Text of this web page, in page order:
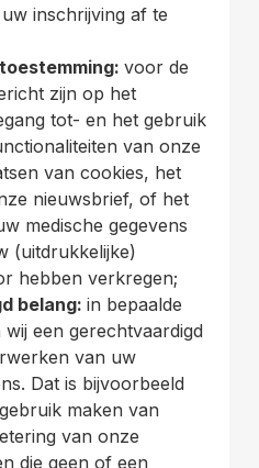
inschrijving af te
voor de
zijn op het
tot- en het gebruik
van onze
van cookies, het
nieuwsbrief, of het
medische gegevens
(uitdrukkelijke)
hebben verkregen;
belang: in bepaalde
een gerechtvaardigd
van uw
Dat is bijvoorbeeld
maken van
van onze
die geen of een